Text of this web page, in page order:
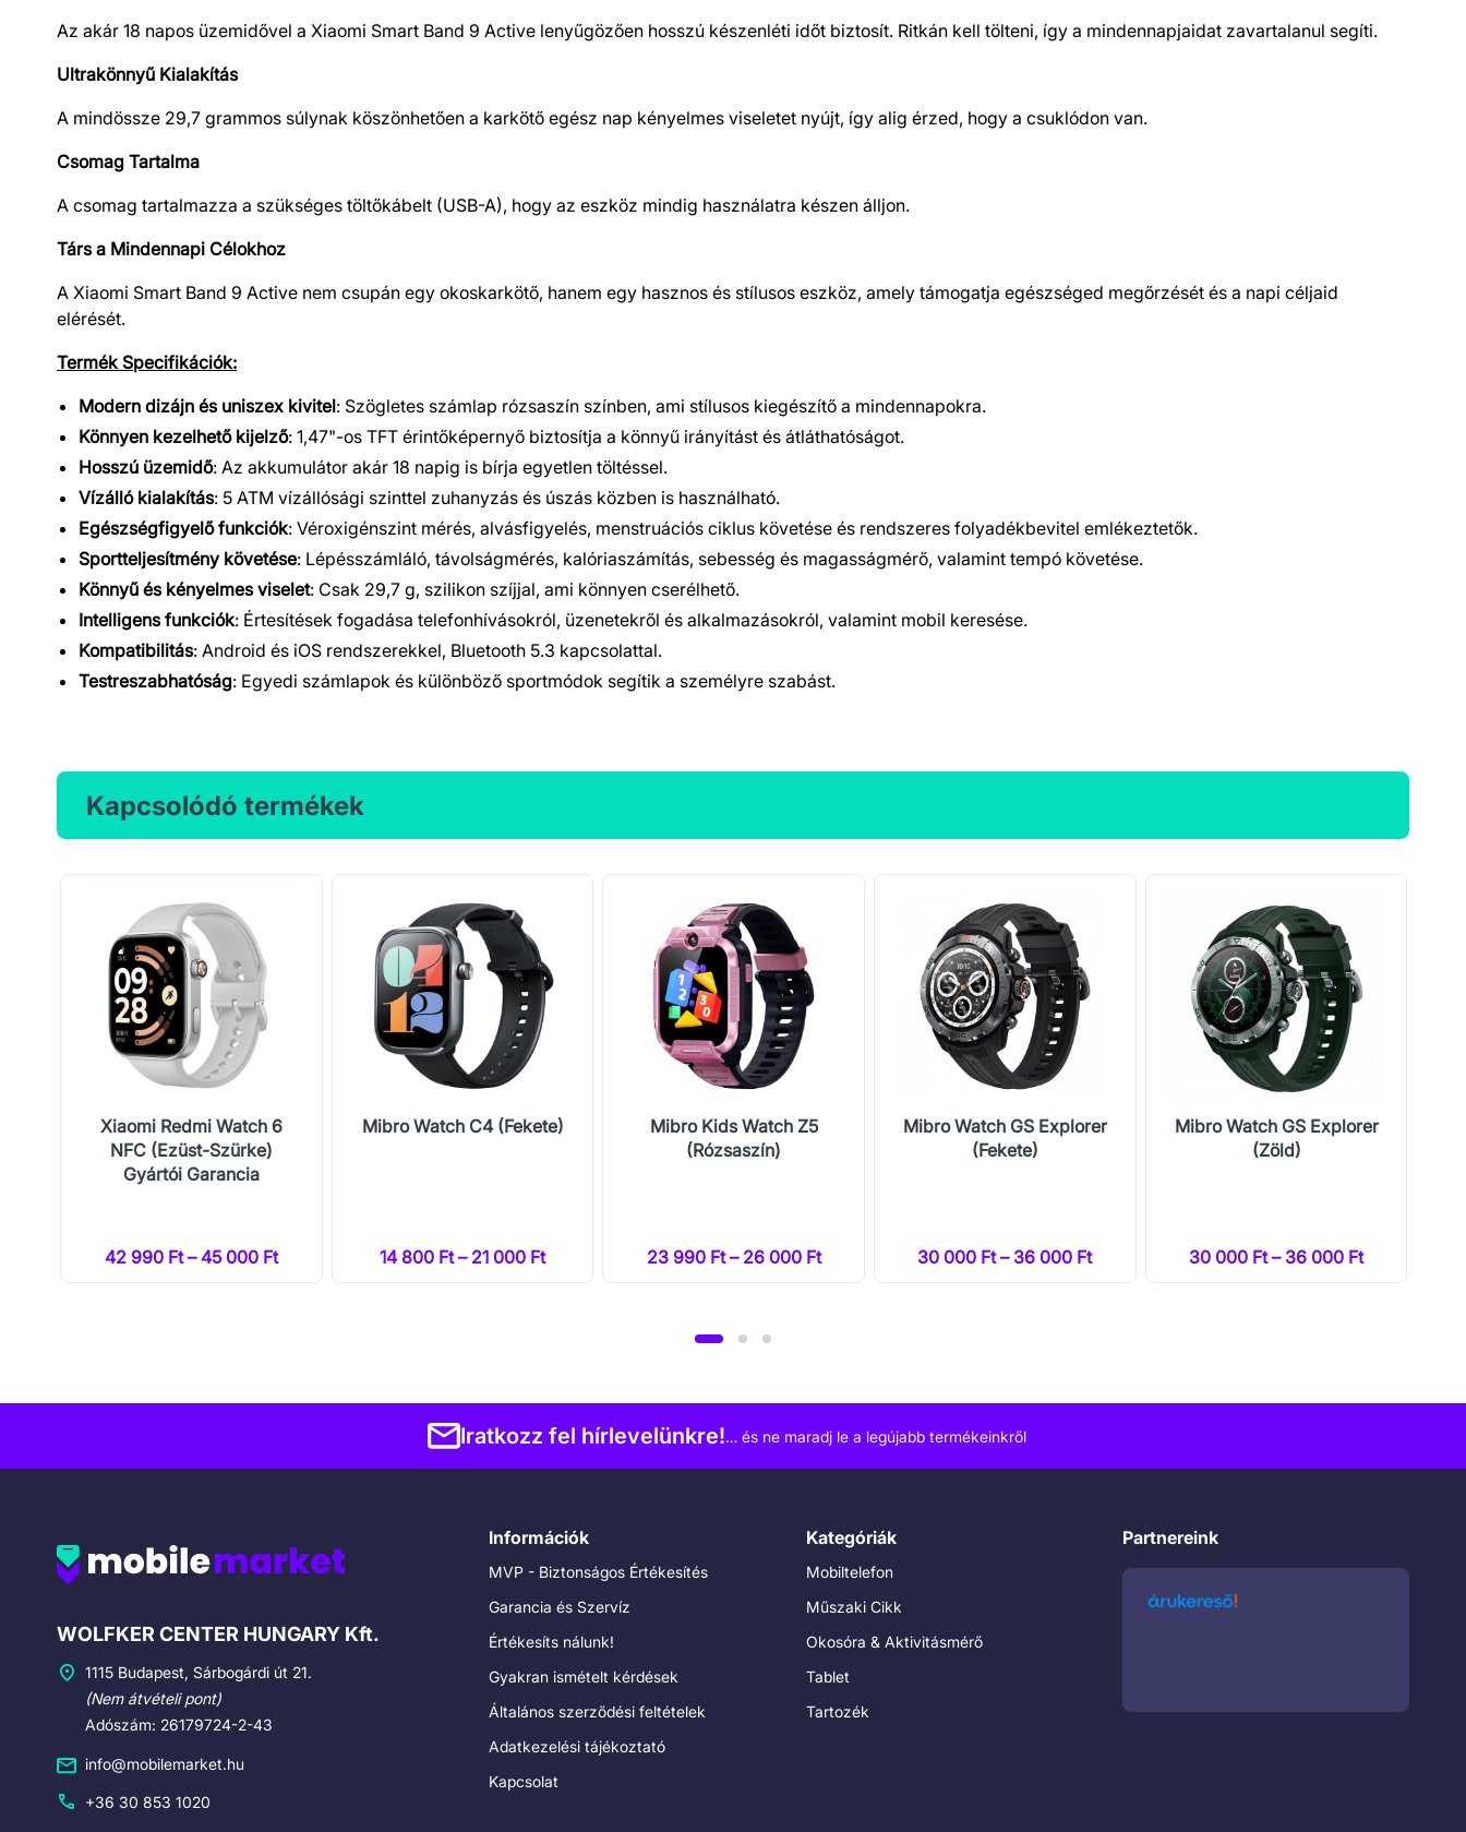
Az akár 18 napos üzemidővel a Xiaomi Smart Band 9 Active lenyűgözően hosszú készenléti időt biztosít. Ritkán kell tölteni, így a mindennapjaidat zavartalanul segíti.
Ultrakönnyű Kialakítás
A mindössze 29,7 grammos súlynak köszönhetően a karkötő egész nap kényelmes viseletet nyújt, így alig érzed, hogy a csuklódon van.
Csomag Tartalma
A csomag tartalmazza a szükséges töltőkábelt (USB-A), hogy az eszköz mindig használatra készen álljon.
Társ a Mindennapi Célokhoz
A Xiaomi Smart Band 9 Active nem csupán egy okoskarkötő, hanem egy hasznos és stílusos eszköz, amely támogatja egészséged megőrzését és a napi céljaid
elérését.
Termék Specifikációk:
Modern dizájn és uniszex kivitel: Szögletes számlap rózsaszín színben, ami stílusos kiegészítő a mindennapokra.
Könnyen kezelhető kijelző: 1,47"-os TFT érintőképernyő biztosítja a könnyű irányítást és átláthatóságot.
Hosszú üzemidő: Az akkumulátor akár 18 napig is bírja egyetlen töltéssel.
Vízálló kialakítás: 5 ATM vízállósági szinttel zuhanyzás és úszás közben is használható.
Egészségfigyelő funkciók: Véroxigénszint mérés, alvásfigyelés, menstruációs ciklus követése és rendszeres folyadékbevitel emlékeztetők.
Sportteljesítmény követése: Lépésszámláló, távolságmérés, kalóriaszámítás, sebesség és magasságmérő, valamint tempó követése.
Könnyű és kényelmes viselet: Csak 29,7 g, szilikon szíjjal, ami könnyen cserélhető.
Intelligens funkciók: Értesítések fogadása telefonhívásokról, üzenetekről és alkalmazásokról, valamint mobil keresése.
Kompatibilitás: Android és iOS rendszerekkel, Bluetooth 5.3 kapcsolattal.
Testreszabhatóság: Egyedi számlapok és különböző sportmódok segítik a személyre szabást.
Kapcsolódó termékek
Xiaomi Redmi Watch 6
NFC (Ezüst-Szürke)
Gyártói Garancia
42 990 Ft – 45 000 Ft
Mibro Watch C4 (Fekete)
14 800 Ft – 21 000 Ft
Mibro Kids Watch Z5
(Rózsaszín)
23 990 Ft – 26 000 Ft
Mibro Watch GS Explorer
(Fekete)
30 000 Ft – 36 000 Ft
Mibro Watch GS Explorer
(Zöld)
30 000 Ft – 36 000 Ft
Iratkozz fel hírlevelünkre!… és ne maradj le a legújabb termékeinkről
Cégadatok
WOLFKER CENTER HUNGARY Kft.
1115 Budapest, Sárbogárdi út 21.
(Nem átvételi pont)
Adószám: 26179724-2-43
info@mobilemarket.hu
+36 30 853 1020
Információk
MVP - Biztonságos Értékesítés
Garancia és Szervíz
Értékesíts nálunk!
Gyakran ismételt kérdések
Általános szerződési feltételek
Adatkezelési tájékoztató
Kapcsolat
Kategóriák
Mobiltelefon
Műszaki Cikk
Okosóra & Aktivitásmérő
Tablet
Tartozék
Partnereink